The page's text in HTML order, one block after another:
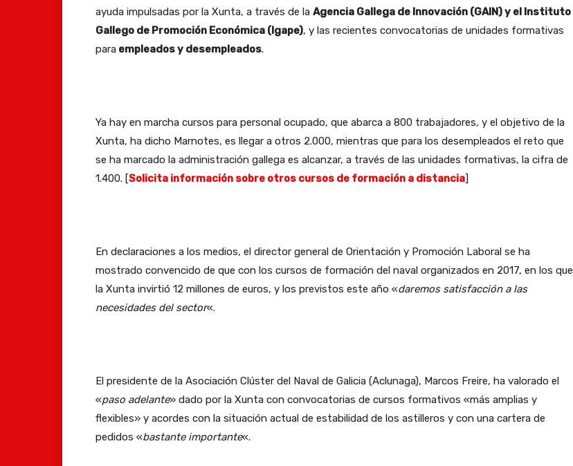
ayuda impulsadas por la Xunta, a través de la Agencia Gallega de Innovación (GAIN) y el Instituto
Gallego de Promoción Económica (Igape), y las recientes convocatorias de unidades formativas
para empleados y desempleados.
Ya hay en marcha cursos para personal ocupado, que abarca a 800 trabajadores, y el objetivo de la
Xunta, ha dicho Marnotes, es llegar a otros 2.000, mientras que para los desempleados el reto que
se ha marcado la administración gallega es alcanzar, a través de las unidades formativas, la cifra de
1.400. [Solicita información sobre otros cursos de formación a distancia]
En declaraciones a los medios, el director general de Orientación y Promoción Laboral se ha
mostrado convencido de que con los cursos de formación del naval organizados en 2017, en los que
la Xunta invirtió 12 millones de euros, y los previstos este año «daremos satisfacción a las
necesidades del sector«.
El presidente de la Asociación Clúster del Naval de Galicia (Aclunaga), Marcos Freire, ha valorado el
«paso adelante» dado por la Xunta con convocatorias de cursos formativos «más amplias y
flexibles» y acordes con la situación actual de estabilidad de los astilleros y con una cartera de
pedidos «bastante importante«.